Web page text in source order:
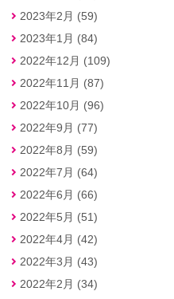
2023年2月 (59)
2023年1月 (84)
2022年12月 (109)
2022年11月 (87)
2022年10月 (96)
2022年9月 (77)
2022年8月 (59)
2022年7月 (64)
2022年6月 (66)
2022年5月 (51)
2022年4月 (42)
2022年3月 (43)
2022年2月 (34)